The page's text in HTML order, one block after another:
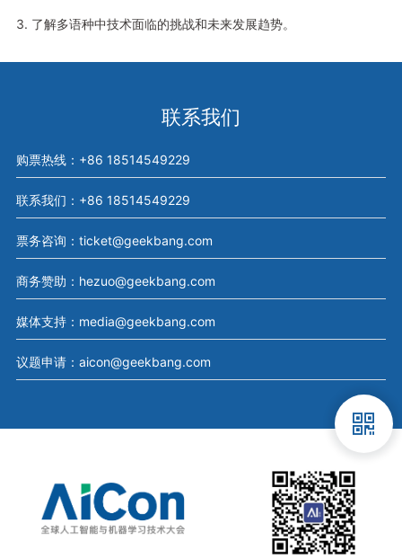
3. 了解多语种中技术面临的挑战和未来发展趋势。
联系我们
购票热线：+86 18514549229
联系我们：+86 18514549229
票务咨询：ticket@geekbang.com
商务赞助：hezuo@geekbang.com
媒体支持：media@geekbang.com
议题申请：aicon@geekbang.com
